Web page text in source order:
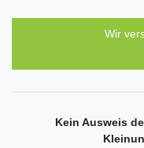
Wir
Kein Ausweis